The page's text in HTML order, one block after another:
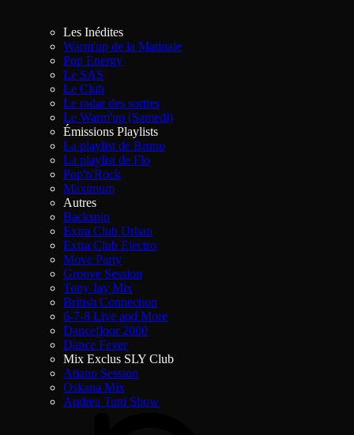
Les Inédites
Warm'up de la Matinale
Pop Energy
Le SAS
Le Club
Le radar des sorties
Le Warm'up (Samedi)
Émissions Playlists
La playlist de Bruno
La playlist de Flo
Pop'n'Rock
Maximum
Autres
Backspin
Extra Club Urban
Extra Club Electro
Move Party
Groove Session
Tony Jay Mix
British Connection
6-7-8 Live and More
Dancefloor 2000
Dance Fever
Mix Exclus SLY Club
Atiano Session
Oskana Mix
Andrea Tutti Show